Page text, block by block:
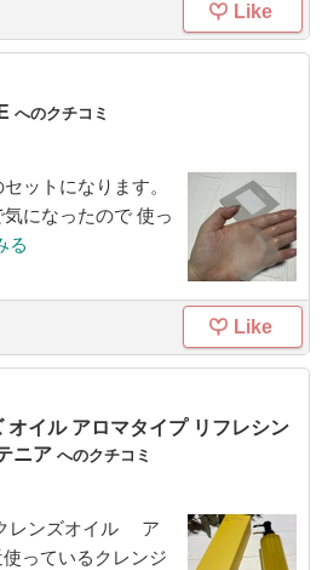
Like
へのクチコミ
ットになります。
になったので 使っ
る
Like
オイル アロマタイプ リフレシン
ニア へのクチコミ
レンズオイル ア
っているクレンジ